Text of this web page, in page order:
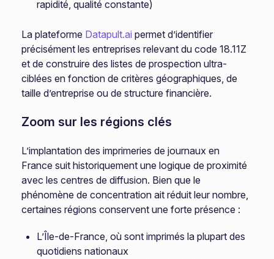
rapidité, qualité constante)
La plateforme Datapult.ai permet d’identifier
précisément les entreprises relevant du code 18.11Z
et de construire des listes de prospection ultra-
ciblées en fonction de critères géographiques, de
taille d’entreprise ou de structure financière.
Zoom sur les régions clés
L’implantation des imprimeries de journaux en
France suit historiquement une logique de proximité
avec les centres de diffusion. Bien que le
phénomène de concentration ait réduit leur nombre,
certaines régions conservent une forte présence :
L’Île-de-France, où sont imprimés la plupart des
quotidiens nationaux